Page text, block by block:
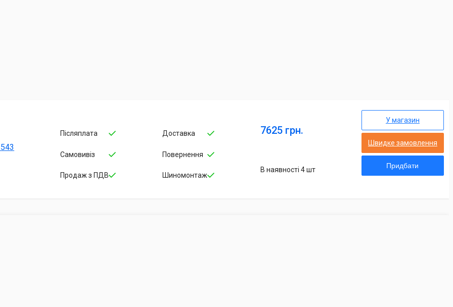
Післяплата
Самовивіз
Продаж з ПДВ
Доставка
Повернення
Шиномонтаж
7625 грн.
В наявності 4 шт
У магазин
Швидке замовлення
Придбати